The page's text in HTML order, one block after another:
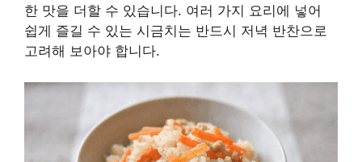
한 맛을 더할 수 있습니다. 여러 가지 요리에 넣어
쉽게 즐길 수 있는 시금치는 반드시 저녁 반찬으로
고려해 보아야 합니다.